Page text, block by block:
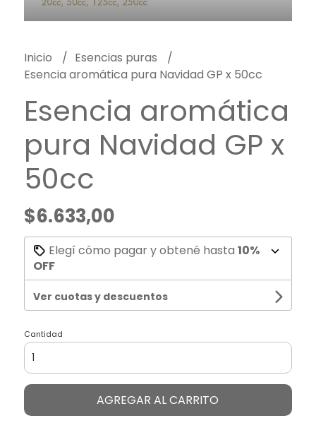
Inicio
Esencias puras
Esencia aromática pura Navidad GP x 50cc
Esencia aromática
pura Navidad GP x
50cc
$6.633,00
Elegí cómo pagar y obtené hasta 10%
OFF
Ver cuotas y descuentos
Cantidad
AGREGAR AL CARRITO